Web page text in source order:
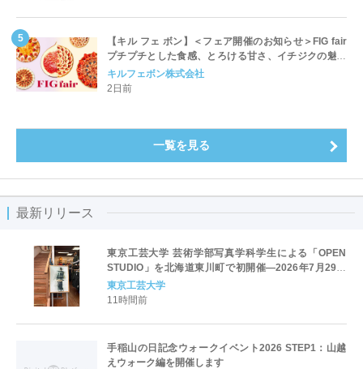
【キル フェ ボン】＜フェア開催のお知らせ＞FIG fair
プチプチとした食感、とろける甘さ、イチジクの魅力
をたっぷりと。新作を含め、イチジク尽くしの全4種が
登場8月20日（木）スタート
キルフェボン株式会社
2日前
一覧を見る
最新リリース
東京工芸大学 芸術学部写真学科学生による「OPEN
STUDIO」を北海道東川町で初開催―2026年7月29日
（水）から8月23日（日）―
東京工芸大学
11時間前
手稲山の日記念ウォークイベント2026 STEP1：山越
えウォーク編を開催します